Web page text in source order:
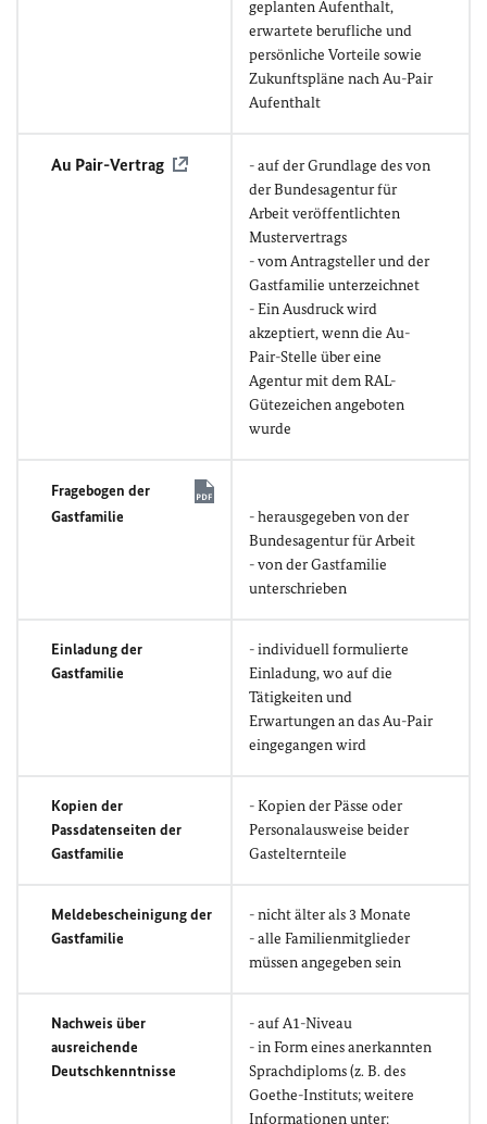
geplanten Aufenthalt,
erwartete berufliche und
persönliche Vorteile sowie
Zukunftspläne nach Au-Pair
Aufenthalt
Au Pair-Vertrag
- auf der Grundlage des von
der Bundesagentur für
Arbeit veröffentlichten
Mustervertrags
- vom Antragsteller und der
Gastfamilie unterzeichnet
- Ein Ausdruck wird
akzeptiert, wenn die Au-
Pair-Stelle über eine
Agentur mit dem RAL-
Gütezeichen angeboten
wurde
Fragebogen der
Gastfamilie
- herausgegeben von der
Bundesagentur für Arbeit
- von der Gastfamilie
unterschrieben
Einladung der
Gastfamilie
- individuell formulierte
Einladung, wo auf die
Tätigkeiten und
Erwartungen an das Au-Pair
eingegangen wird
Kopien der
Passdatenseiten der
Gastfamilie
- Kopien der Pässe oder
Personalausweise beider
Gastelternteile
Meldebescheinigung der
Gastfamilie
- nicht älter als 3 Monate
- alle Familienmitglieder
müssen angegeben sein
Nachweis über
ausreichende
Deutschkenntnisse
- auf A1-Niveau
- in Form eines anerkannten
Sprachdiploms (z. B. des
Goethe-Instituts; weitere
Informationen unter: